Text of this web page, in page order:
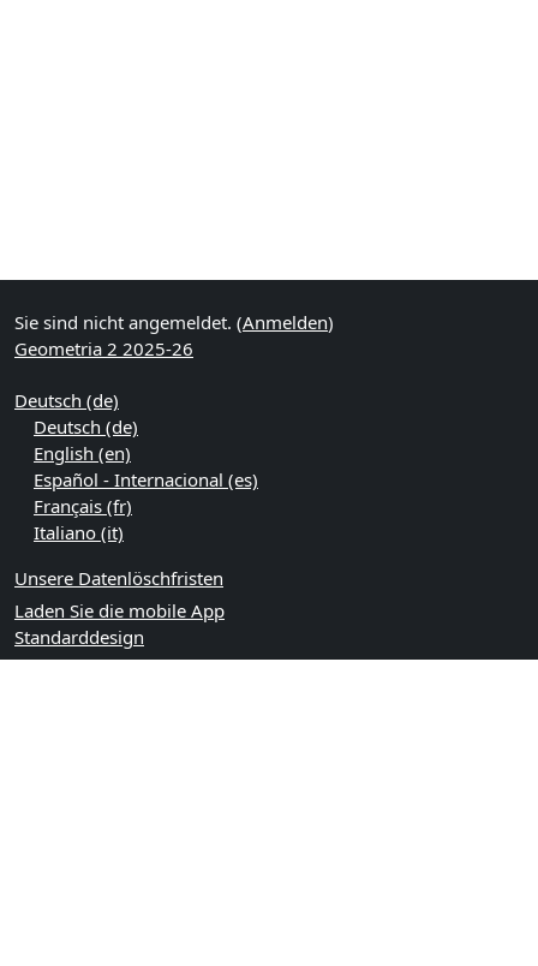
Sie sind nicht angemeldet. (Anmelden)
Geometria 2 2025-26
Deutsch ‎(de)‎
Deutsch ‎(de)‎
English ‎(en)‎
Español - Internacional ‎(es)‎
Français ‎(fr)‎
Italiano ‎(it)‎
Unsere Datenlöschfristen
Laden Sie die mobile App
Standarddesign